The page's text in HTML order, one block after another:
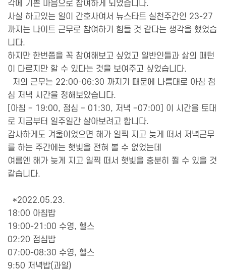
각에 기쁜 마음으로 참여하게 되었습니다.
사실 하고있는 일이 간호사여서 뉴스타트 실천주간인 23-27
까지는 나이트 근무로 참여하기 힘들 것 같다는 생각을 했었습
니다.
하지만 한번쯤을 꼭 참여해보고 싶었고 일반인들과 삶의 패턴
이 다르지만 할 수 있다는 것을 보여주고 싶었습니다.
저의 근무는 22:00-06:30 까지기 때문에 나름대로 아침 점
심 저녁 시간을 정해보았습니다.
[아침 – 19:00, 점심 – 01:30, 저녁 –07:00] 이 시간을 토대
로 지금부터 일주일간 살아보려고 합니다.
감사하게도 겨울이었으면 해가 일찍 지고 늦게 떠서 저녁근무
를 하는 주간에는 햇빛을 전혀 볼 수 없었는데
여름엔 해가 늦게 지고 일찍 떠서 햇빛을 충분히 쬘 수 있을 것
같습니다.
*2022.05.23.
18:00 아침밥
19:00-21:00 수영, 헬스
02:20 점심밥
07:00-08:30 수영, 헬스
9:50 저녁밥(과일)